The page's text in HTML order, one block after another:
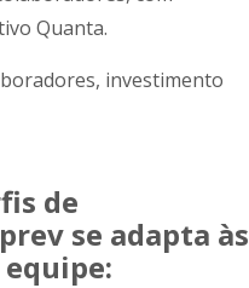
Quanta.
de
se adapta às
equipe: